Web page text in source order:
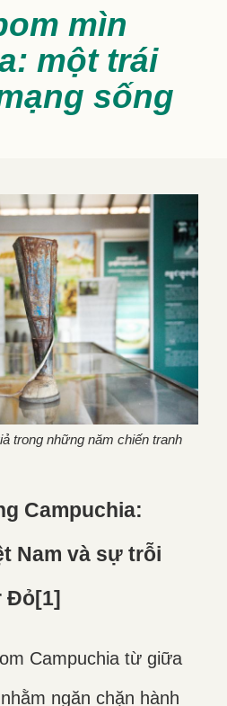
mìn
một trái
sống
trong những năm chiến tranh
Campuchia:
Nam và sự trỗi
Đỏ[1]
Campuchia từ giữa
ngăn chặn hành